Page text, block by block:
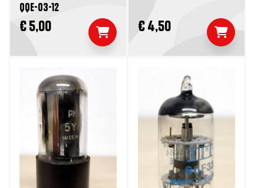
QQE-03-12
€ 5,00 € 4,50